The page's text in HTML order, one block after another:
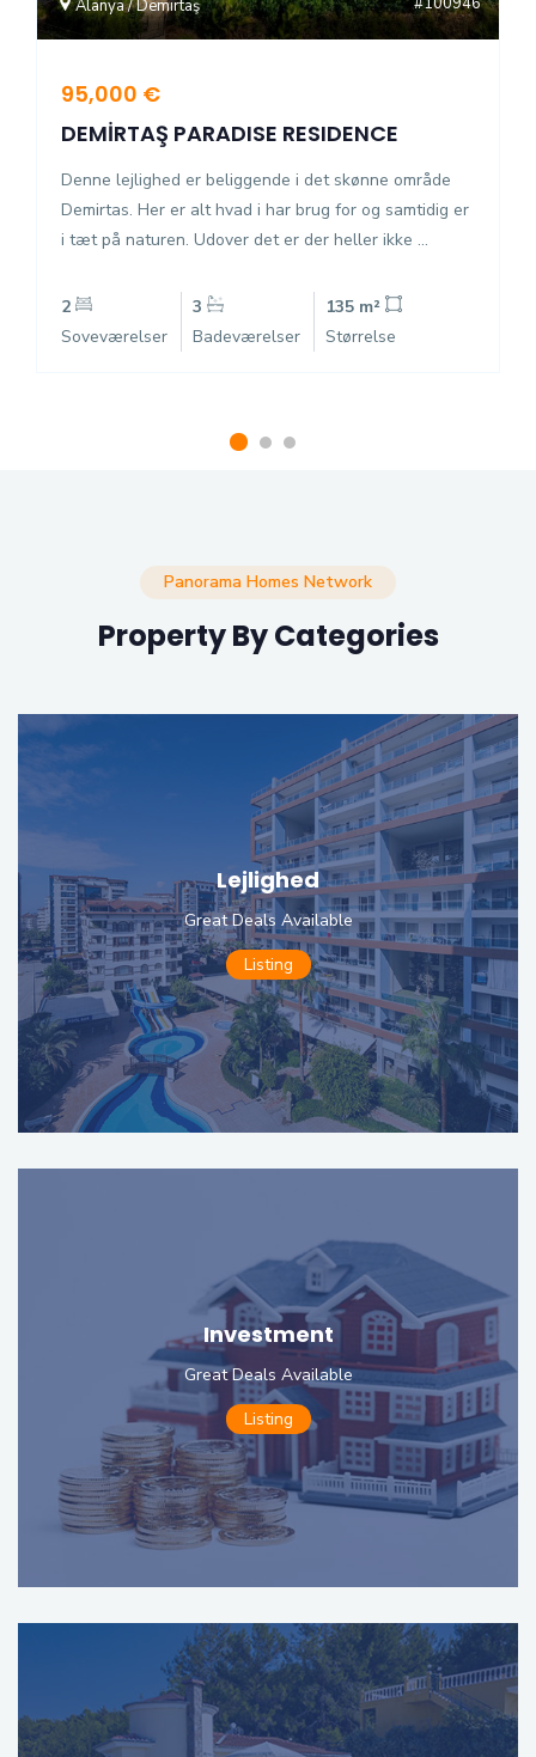
Alanya / Demirtaş
95,000 €
DEMİRTAŞ PARADISE RESIDENCE
Denne lejlighed er beliggende i det skønne område
Demirtas. Her er alt hvad i har brug for og samtidig er
i tæt på naturen. Udover det er der heller ikke ...
2
Soveværelser
3
Badeværelser
135 m²
Størrelse
Panorama Homes Network
Property By Categories
Lejlighed
Great Deals Available
Listing
Investment
Great Deals Available
Listing